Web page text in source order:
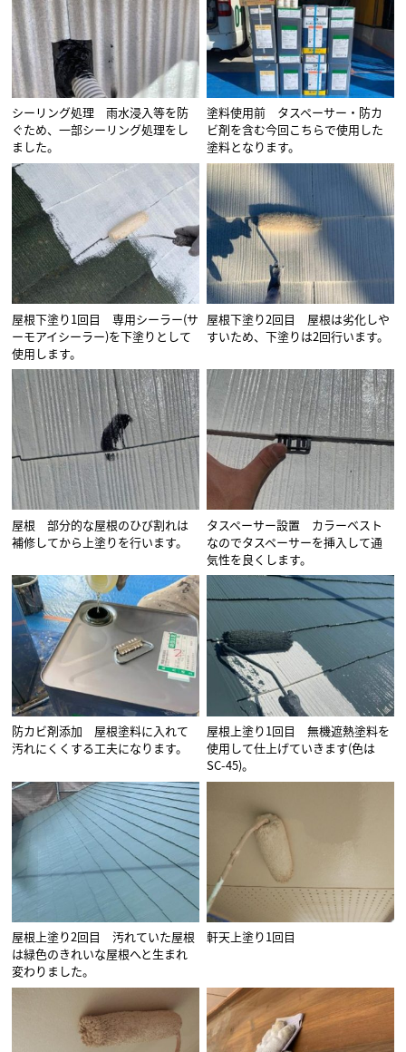
シーリング処理 雨水浸入等を防
ぐため、一部シーリング処理をし
ました。
塗料使用前 タスペーサー・防カ
ビ剤を含む今回こちらで使用した
塗料となります。
屋根下塗り1回目 専用シーラー(サ
ーモアイシーラー)を下塗りとして
使用します。
屋根下塗り2回目 屋根は劣化しや
すいため、下塗りは2回行います。
屋根 部分的な屋根のひび割れは
補修してから上塗りを行います。
タスペーサー設置 カラーベスト
なのでタスペーサーを挿入して通
気性を良くします。
防カビ剤添加 屋根塗料に入れて
汚れにくくする工夫になります。
屋根上塗り1回目 無機遮熱塗料を
使用して仕上げていきます(色は
SC-45)。
屋根上塗り2回目 汚れていた屋根
は緑色のきれいな屋根へと生まれ
変わりました。
軒天上塗り1回目